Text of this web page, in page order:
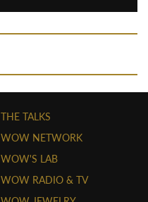
THE TALKS
WOW NETWORK
WOW'S LAB
WOW RADIO & TV